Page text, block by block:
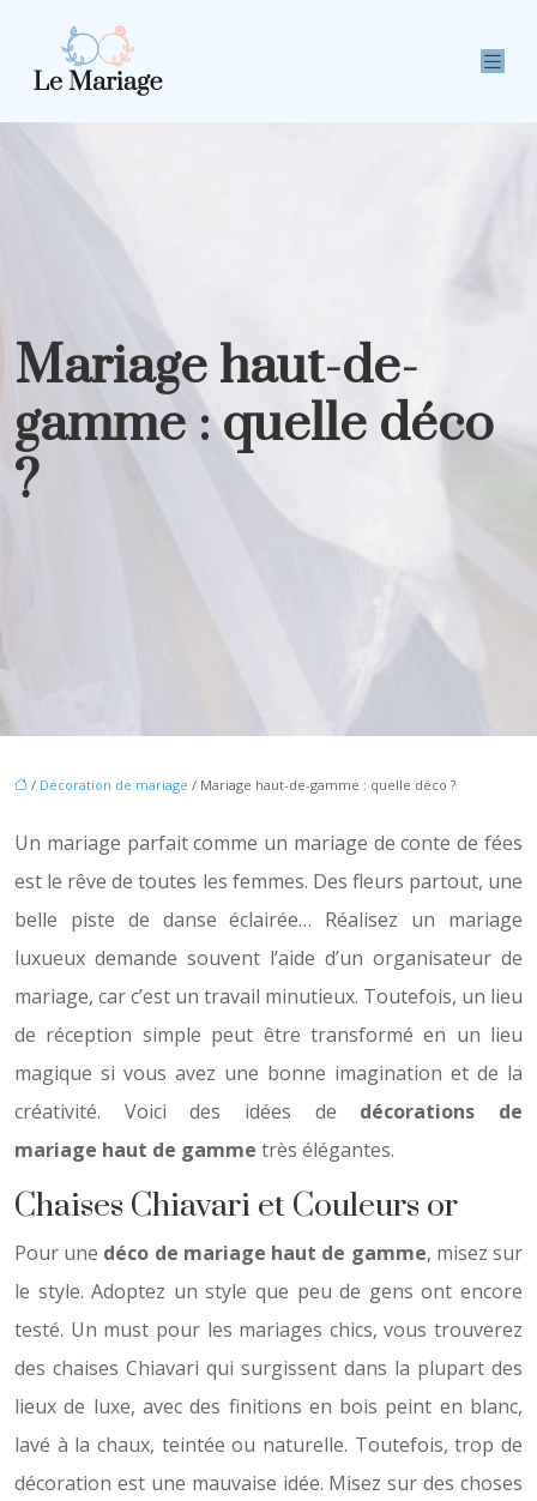
Mariage haut-de-
gamme : quelle déco
?
/ Décoration de mariage / Mariage haut-de-gamme : quelle déco ?
Un mariage parfait comme un mariage de conte de fées
est le rêve de toutes les femmes. Des fleurs partout, une
belle piste de danse éclairée… Réalisez un mariage
luxueux demande souvent l’aide d’un organisateur de
mariage, car c’est un travail minutieux. Toutefois, un lieu
de réception simple peut être transformé en un lieu
magique si vous avez une bonne imagination et de la
créativité. Voici des idées de décorations de
mariage haut de gamme très élégantes.
Chaises Chiavari et Couleurs or
Pour une déco de mariage haut de gamme, misez sur
le style. Adoptez un style que peu de gens ont encore
testé. Un must pour les mariages chics, vous trouverez
des chaises Chiavari qui surgissent dans la plupart des
lieux de luxe, avec des finitions en bois peint en blanc,
lavé à la chaux, teintée ou naturelle. Toutefois, trop de
décoration est une mauvaise idée. Misez sur des choses